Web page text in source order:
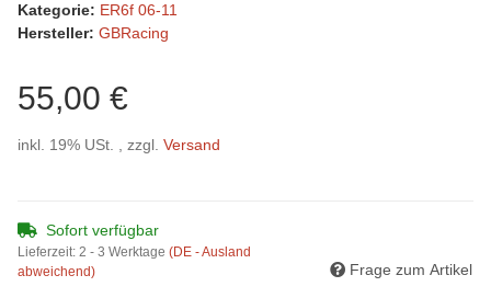
Kategorie: ER6f 06-11
Hersteller: GBRacing
55,00 €
inkl. 19% USt. , zzgl. Versand
Sofort verfügbar
Lieferzeit: 2 - 3 Werktage (DE - Ausland
abweichend)
Frage zum Artikel